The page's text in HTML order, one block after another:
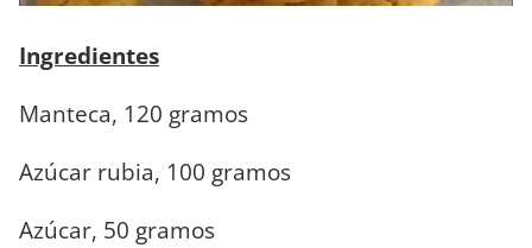
Ingredientes
Manteca, 120 gramos
Azúcar rubia, 100 gramos
Azúcar, 50 gramos